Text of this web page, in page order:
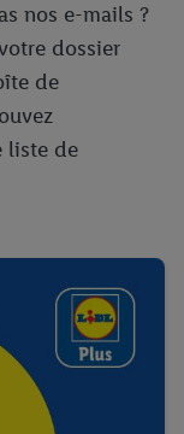
nos e-mails ?
dossier
de
liste de